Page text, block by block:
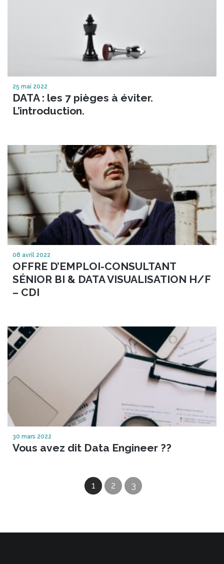
25 mai 2022
DATA : les 7 pièges à éviter.
L’introduction.
08 avril 2022
OFFRE D’EMPLOI-CONSULTANT
SÉNIOR BI & DATA VISUALISATION H/F
– CDI
30 mars 2022
Vous avez dit Data Engineer ??
1 2 3